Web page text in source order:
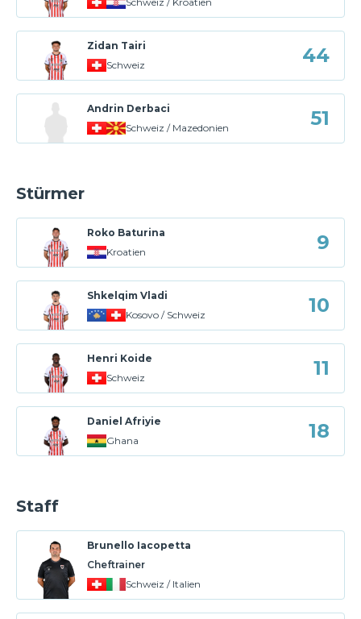
Zidan Tairi
Schweiz
44
Andrin Derbaci
Schweiz / Mazedonien
51
Stürmer
Roko Baturina
Kroatien
9
Shkelqim Vladi
Kosovo / Schweiz
10
Henri Koide
Schweiz
11
Daniel Afriyie
Ghana
18
Staff
Brunello Iacopetta
Cheftrainer
Schweiz / Italien